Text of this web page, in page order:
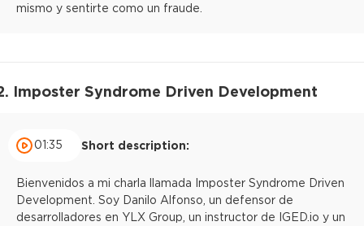
mismo y sentirte como un fraude.
Imposter Syndrome Driven Development
01:35 Short description:
Bienvenidos a mi charla llamada Imposter Syndrome Driven
Development. Soy Danilo Alfonso, un defensor de
desarrolladores en YLX Group, un instructor de IGED.io y un